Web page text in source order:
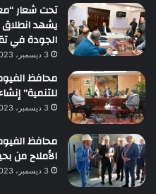
تحت شعار
يشهد انطلاق
الجودة في
3 ديسمبر، 2023
محافظ
للتنمية”
3 ديسمبر، 2023
محافظ
الأملاح من
3 ديسمبر، 2023